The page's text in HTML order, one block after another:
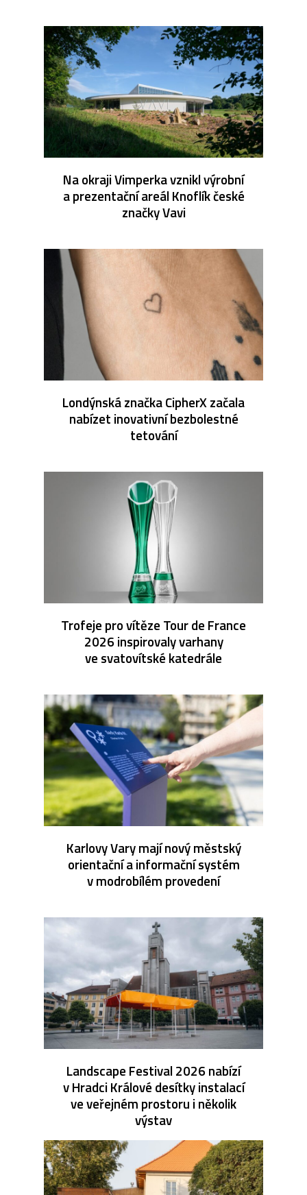
Na okraji Vimperka vznikl výrobní
a prezentační areál Knoflík české
značky Vavi
Londýnská značka CipherX začala
nabízet inovativní bezbolestné
tetování
Trofeje pro vítěze Tour de France
2026 inspirovaly varhany
ve svatovítské katedrále
Karlovy Vary mají nový městský
orientační a informační systém
v modrobílém provedení
Landscape Festival 2026 nabízí
v Hradci Králové desítky instalací
ve veřejném prostoru i několik
výstav